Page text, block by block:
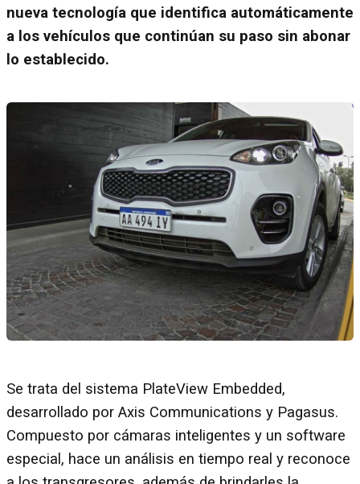
nueva tecnología que identifica automáticamente
a los vehículos que continúan su paso sin abonar
lo establecido.
Se trata del sistema PlateView Embedded,
desarrollado por Axis Communications y Pagasus.
Compuesto por cámaras inteligentes y un software
especial, hace un análisis en tiempo real y reconoce